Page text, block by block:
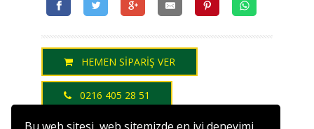
HEMEN SİPARİŞ VER
0216 405 28 51